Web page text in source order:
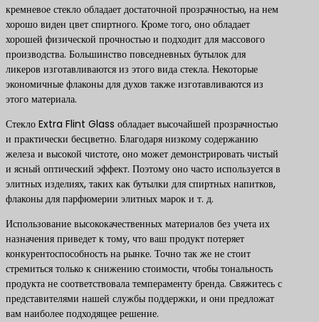
кремневое стекло обладает достаточной прозрачностью, на нем
хорошо виден цвет спиртного. Кроме того, оно обладает
хорошей физической прочностью и подходит для массового
производства. Большинство повседневных бутылок для
ликеров изготавливаются из этого вида стекла. Некоторые
экономичные флаконы для духов также изготавливаются из
этого материала.
Стекло Extra Flint Glass обладает высочайшей прозрачностью
и практически бесцветно. Благодаря низкому содержанию
железа и высокой чистоте, оно может демонстрировать чистый
и ясный оптический эффект. Поэтому оно часто используется в
элитных изделиях, таких как бутылки для спиртных напитков,
флаконы для парфюмерии элитных марок и т. д.
Использование высококачественных материалов без учета их
назначения приведет к тому, что ваш продукт потеряет
конкурентоспособность на рынке. Точно так же не стоит
стремиться только к снижению стоимости, чтобы тональность
продукта не соответствовала темпераменту бренда. Свяжитесь с
представителями нашей службы поддержки, и они предложат
вам наиболее подходящее решение.